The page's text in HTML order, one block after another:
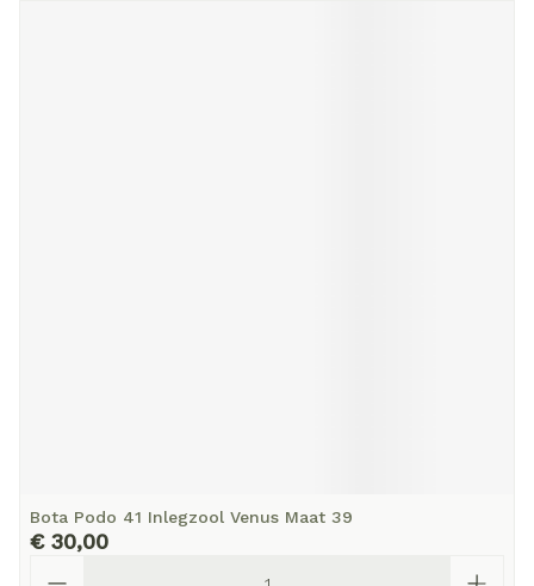
Bota Podo 41 Inlegzool Venus Maat 39
€ 30,00